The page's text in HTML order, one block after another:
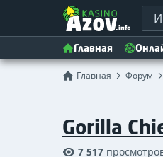
Главная
Главная Форум
Gorilla
7 517